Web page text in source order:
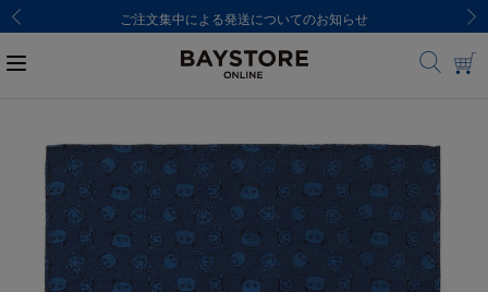
ご注文集中による発送についてのお知らせ